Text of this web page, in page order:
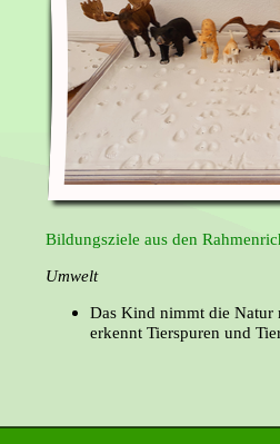
Bildungsziele aus den
Umwelt
Das Kind nimmt die Natur
erkennt Tierspuren und